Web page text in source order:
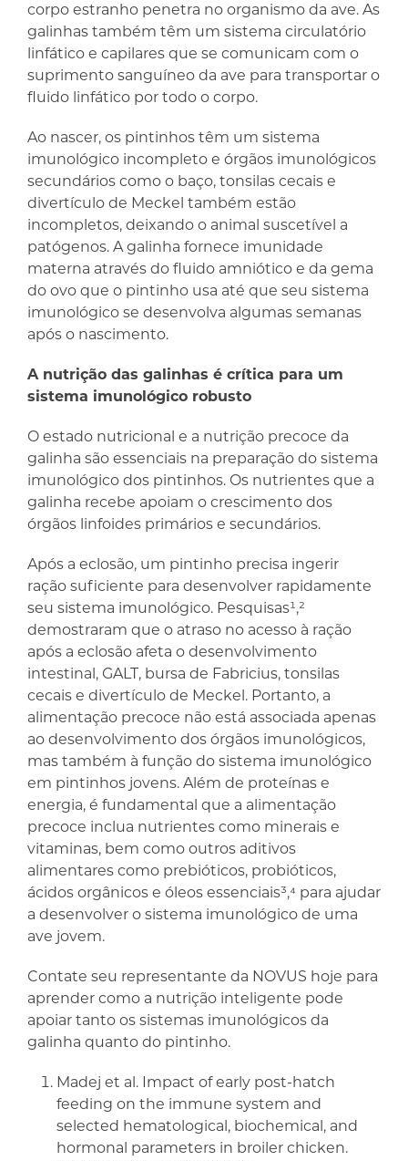
corpo estranho penetra no organismo da ave. As
galinhas também têm um sistema circulatório
linfático e capilares que se comunicam com o
suprimento sanguíneo da ave para transportar o
fluido linfático por todo o corpo.
Ao nascer, os pintinhos têm um sistema
imunológico incompleto e órgãos imunológicos
secundários como o baço, tonsilas cecais e
divertículo de Meckel também estão
incompletos, deixando o animal suscetível a
patógenos. A galinha fornece imunidade
materna através do fluido amniótico e da gema
do ovo que o pintinho usa até que seu sistema
imunológico se desenvolva algumas semanas
após o nascimento.
A nutrição das galinhas é crítica para um
sistema imunológico robusto
O estado nutricional e a nutrição precoce da
galinha são essenciais na preparação do sistema
imunológico dos pintinhos. Os nutrientes que a
galinha recebe apoiam o crescimento dos
órgãos linfoides primários e secundários.
Após a eclosão, um pintinho precisa ingerir
ração suficiente para desenvolver rapidamente
seu sistema imunológico. Pesquisas¹,²
demostraram que o atraso no acesso à ração
após a eclosão afeta o desenvolvimento
intestinal, GALT, bursa de Fabricius, tonsilas
cecais e divertículo de Meckel. Portanto, a
alimentação precoce não está associada apenas
ao desenvolvimento dos órgãos imunológicos,
mas também à função do sistema imunológico
em pintinhos jovens. Além de proteínas e
energia, é fundamental que a alimentação
precoce inclua nutrientes como minerais e
vitaminas, bem como outros aditivos
alimentares como prebióticos, probióticos,
ácidos orgânicos e óleos essenciais³,⁴ para ajudar
a desenvolver o sistema imunológico de uma
ave jovem.
Contate seu representante da NOVUS hoje para
aprender como a nutrição inteligente pode
apoiar tanto os sistemas imunológicos da
galinha quanto do pintinho.
Madej et al. Impact of early post-hatch
feeding on the immune system and
selected hematological, biochemical, and
hormonal parameters in broiler chicken.